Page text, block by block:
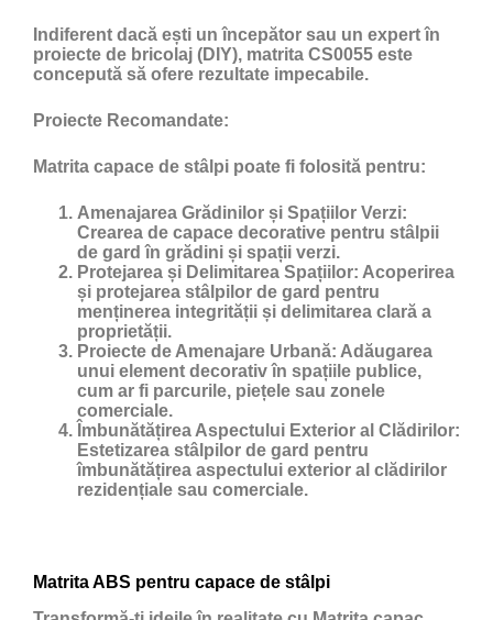
Indiferent dacă ești un începător sau un expert în
proiecte de bricolaj (DIY), matrita CS0055 este
concepută să ofere rezultate impecabile.
Proiecte Recomandate:
Matrita capace de stâlpi poate fi folosită pentru:
Amenajarea Grădinilor și Spațiilor Verzi:
Crearea de capace decorative pentru stâlpii
de gard în grădini și spații verzi.
Protejarea și Delimitarea Spațiilor: Acoperirea
și protejarea stâlpilor de gard pentru
menținerea integrității și delimitarea clară a
proprietății.
Proiecte de Amenajare Urbană: Adăugarea
unui element decorativ în spațiile publice,
cum ar fi parcurile, piețele sau zonele
comerciale.
Îmbunătățirea Aspectului Exterior al Clădirilor:
Estetizarea stâlpilor de gard pentru
îmbunătățirea aspectului exterior al clădirilor
rezidențiale sau comerciale.
Matrita ABS pentru capace de stâlpi